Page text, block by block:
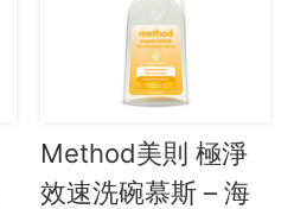
Method美則 極淨
效速洗碗慕斯 – 海